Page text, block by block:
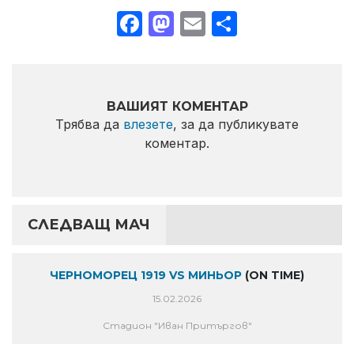
Facebook
Mastodon
Email
ВАШИЯТ КОМЕНТАР
Трябва да влезете, за да публикувате
коментар.
СЛЕДВАЩ МАЧ
ЧЕРНОМОРЕЦ 1919 VS МИНЬОР (ON TIME)
15.02.2026
Стадион "Иван Притъргов"